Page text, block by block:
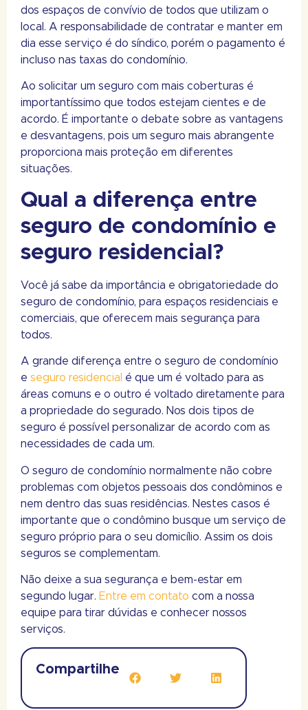
dos espaços de convívio de todos que utilizam o
local. A responsabilidade de contratar e manter em
dia esse serviço é do síndico, porém o pagamento é
incluso nas taxas do condomínio.
Ao solicitar um seguro com mais coberturas é
importantíssimo que todos estejam cientes e de
acordo. É importante o debate sobre as vantagens
e desvantagens, pois um seguro mais abrangente
proporciona mais proteção em diferentes
situações.
Qual a diferença entre
seguro de condomínio e
seguro residencial?
Você já sabe da importância e obrigatoriedade do
seguro de condomínio, para espaços residenciais e
comerciais, que oferecem mais segurança para
todos.
A grande diferença entre o seguro de condomínio
e seguro residencial é que um é voltado para as
áreas comuns e o outro é voltado diretamente para
a propriedade do segurado. Nos dois tipos de
seguro é possível personalizar de acordo com as
necessidades de cada um.
O seguro de condomínio normalmente não cobre
problemas com objetos pessoais dos condôminos e
nem dentro das suas residências. Nestes casos é
importante que o condômino busque um serviço de
seguro próprio para o seu domicílio. Assim os dois
seguros se complementam.
Não deixe a sua segurança e bem-estar em
segundo lugar. Entre em contato com a nossa
equipe para tirar dúvidas e conhecer nossos
serviços.
Compartilhe